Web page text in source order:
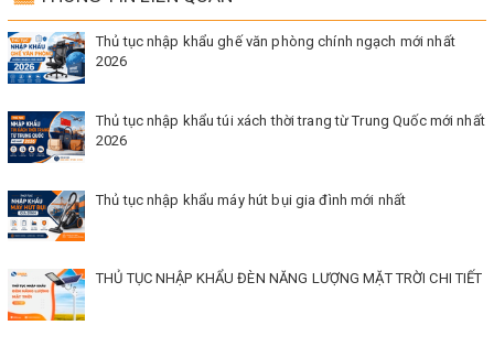
Thủ tục nhập khẩu ghế văn phòng chính ngạch mới nhất
2026
Thủ tục nhập khẩu túi xách thời trang từ Trung Quốc mới nhất
2026
Thủ tục nhập khẩu máy hút bụi gia đình mới nhất
THỦ TỤC NHẬP KHẨU ĐÈN NĂNG LƯỢNG MẶT TRỜI CHI TIẾT